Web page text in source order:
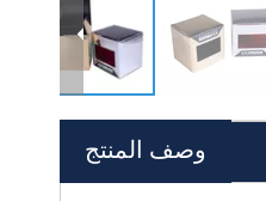
وصف المنتج